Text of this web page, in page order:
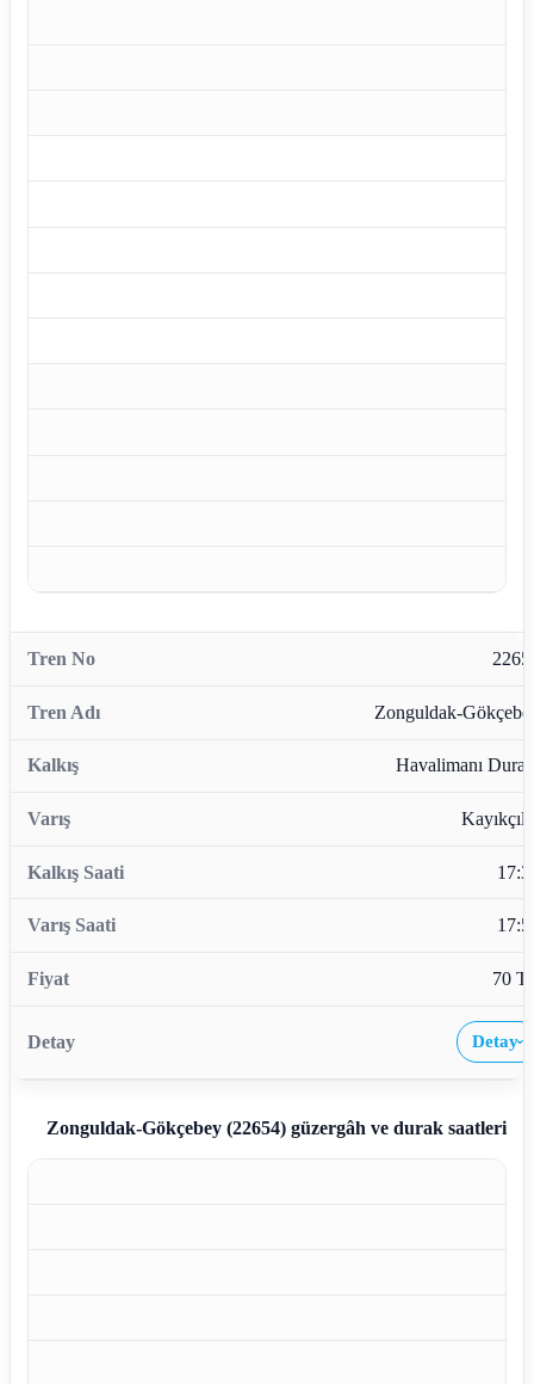
Zonguldak-
Havalimanı
70
Detay›
Zonguldak-Gökçebey (22654)güzergâh ve durak saatleri